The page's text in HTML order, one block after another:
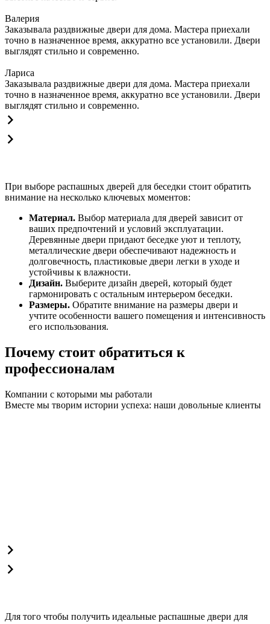
Валерия
Заказывала раздвижные двери для дома. Мастера приехали
точно в назначенное время, аккуратно все установили. Двери
выглядят стильно и современно.
Лариса
Заказывала раздвижные двери для дома. Мастера приехали
точно в назначенное время, аккуратно все установили. Двери
выглядят стильно и современно.
При выборе распашных дверей для беседки стоит обратить
внимание на несколько ключевых моментов:
Материал. Выбор материала для дверей зависит от
ваших предпочтений и условий эксплуатации.
Деревянные двери придают беседке уют и теплоту,
металлические двери обеспечивают надежность и
долговечность, пластиковые двери легки в уходе и
устойчивы к влажности.
Дизайн. Выберите дизайн дверей, который будет
гармонировать с остальным интерьером беседки.
Размеры. Обратите внимание на размеры двери и
учтите особенности вашего помещения и интенсивность
его использования.
Почему стоит обратиться к
профессионалам
Компании с которыми мы работали
Вместе мы творим истории успеха: наши довольные клиенты
Для того чтобы получить идеальные распашные двери для